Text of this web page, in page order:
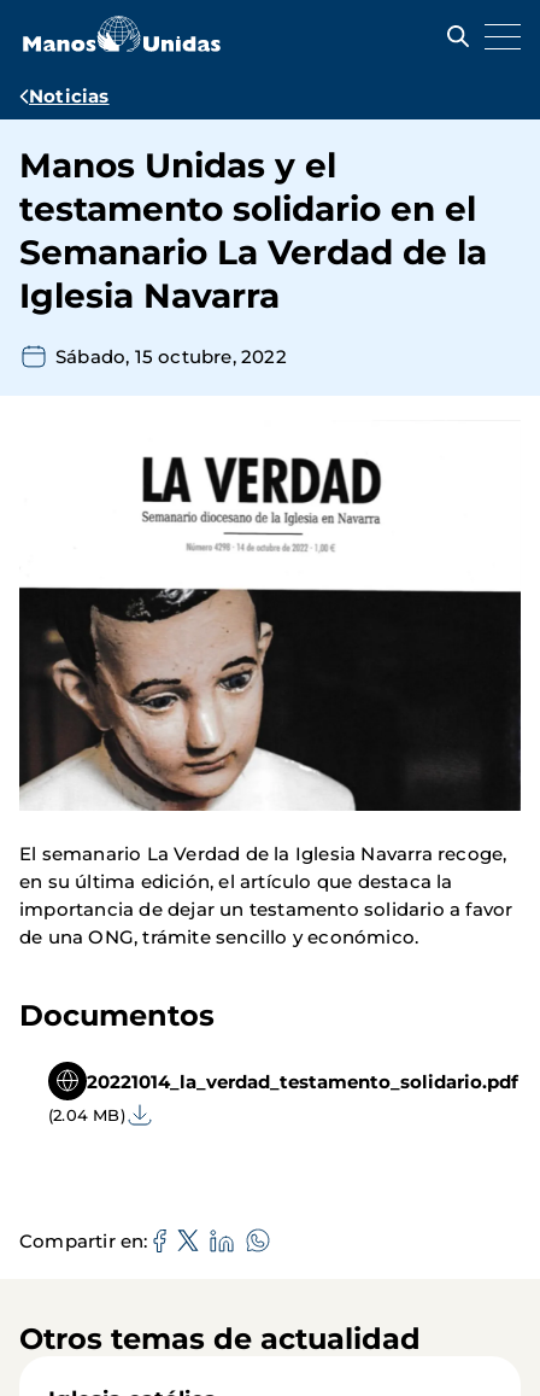
contenido
Ruta
navegación
Noticias
Manos Unidas y el
testamento solidario en el
Semanario La Verdad de la
Iglesia Navarra
Sábado, 15 octubre, 2022
El semanario La Verdad de la Iglesia Navarra recoge,
en su última edición, el artículo que destaca la
importancia de dejar un testamento solidario a favor
de una ONG, trámite sencillo y económico.
Documentos
20221014_la_verdad_testamento_solidario.pdf
(2.04 MB)
Compartir en
Otros temas de actualidad